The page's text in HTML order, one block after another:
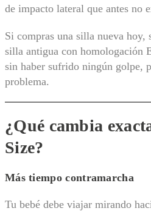
de impacto lateral que antes no
Si compras una silla nueva hoy,
silla antigua con homologación
sin haber sufrido ningún golpe,
problema.
¿Qué cambia
Size?
Más tiempo contramarcha
Tu bebé debe viajar mirando